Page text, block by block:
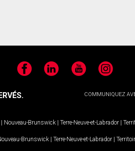
FacebookLinkedIn YouTubeInstagram
COMMUNIQUEZ
| Nouveau-Brunswick | Terre-Neuve-et-Labrador |
Brunswick | Terre-Neuve-et-Labrador |